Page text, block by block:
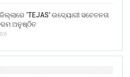
‘TEJAS’ ଉଦ୍ୟୋଗୀ ସଚେତନତା
ଅନୁଷ୍ଠିତ